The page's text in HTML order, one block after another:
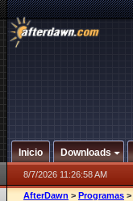
Inicio Downloads
8/7/2026 11:26:58 AM
AfterDawn > Programas >